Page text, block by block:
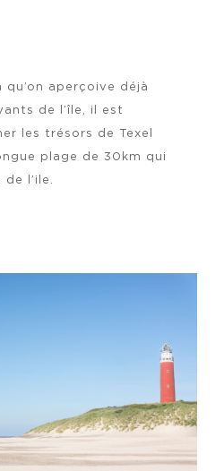
qu’on aperçoive déjà
de l’île, il est
les trésors de Texel
plage de 30km qui
l’ile.